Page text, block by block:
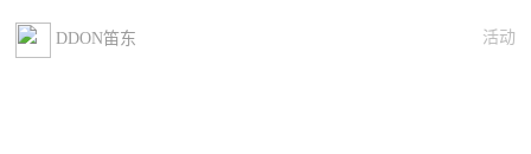
DDON笛东 活动